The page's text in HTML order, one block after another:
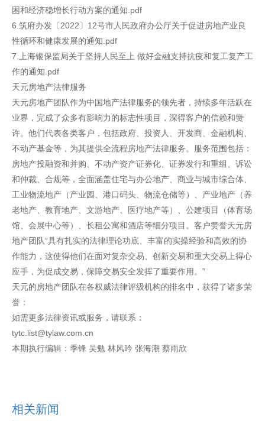
困和经济稳增长行动方案的通知.pdf
6.筑府办发〔2022〕12号市人民政府办公厅关于促进房地产业良
性循环和健康发展的通知.pdf
7.上海银保监局关于坚持人民至上 做好金融支持抗疫和复工复产工
作的通知.pdf
天元房地产法律服务
天元房地产团队作为中国地产法律服务的领先者，持续多年活跃在
业界，完成了众多有影响力的标志性项目，深得客户的信赖和赞
许。他们代表各类客户，包括政府、投资人、开发商、金融机构、
不动产基金等，为其提供全流程房地产法律服务。服务范围包括：
房地产投融资和并购、不动产资产证券化、证券发行和重组、诉讼
和仲裁、合规等，全面涵盖住宅与办公地产、商业与城市综合体、
工业物流地产（产业园、港口码头、物流仓储等）、产业地产（养
老地产、教育地产、文游地产、医疗地产等）、公建项目（体育场
馆、会展中心等）、长租公寓和酒店等细分项目。客户赞誉天元房
地产团队“具有扎实的法律理论功底、丰富的实操经验和高效的协
作能力，这使得他们在面对复杂交易、创新交易和重大交易上得心
应手，为促成交易，保障交易安全发挥了重要作用。”
天元的房地产团队在各权威法律评级机构的排名中，获得了诸多荣
誉：
如需更多法律资讯或服务，请联系：
tytc.list@tylaw.com.cn
本期执行编辑：季锋 吴勉 林风吟 张海潮 蔡雨欣
相关新闻